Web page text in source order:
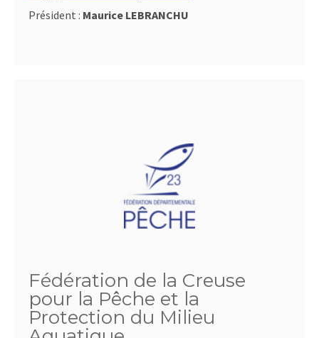
Président : Maurice LEBRANCHU
Fédération de la Creuse
pour la Pêche et la
Protection du Milieu